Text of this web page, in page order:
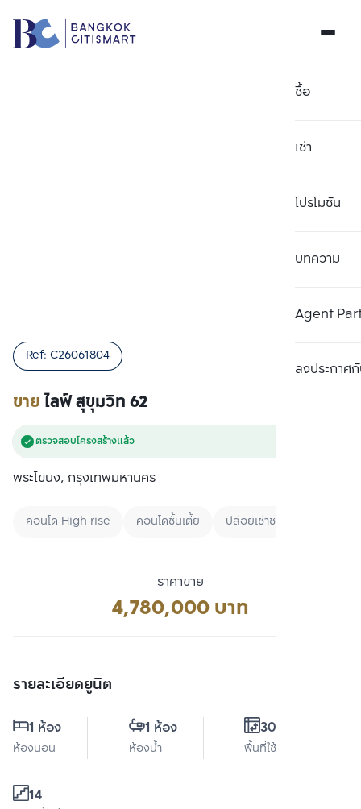
ซื้อ
เช่า
โปรโมชัน
บทความ
Agent
ลงประกาศกั
ขายไลฟ์ สุขุมวิท 62
Ref: C26061804
ตรวจสอบโครงสร้างแล้ว
พระโขนง, กรุงเทพมหานคร
คอนโด High rise คอนโดชั้นเตี้ย ปล่อยเช่าชาวต่างชาติ
ราคาขาย
4,780,000 บาท
รายละเอียดยูนิต
1 ห้อง
ห้องนอน
1 ห้อง
ห้องน้ำ
30.1 ตร.ม.
พื้นที่ใช้สอย
14
เปรียบเทียบ